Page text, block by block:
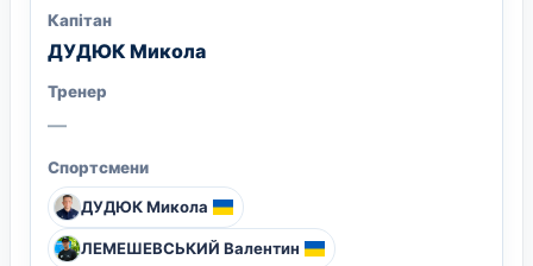
Капітан
ДУДЮК Микола
Тренер
—
Спортсмени
ДУДЮК Микола
ЛЕМЕШЕВСЬКИЙ Валентин